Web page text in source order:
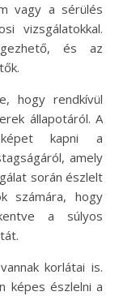
vagy a sérülés
vizsgálatokkal.
és az
hogy rendkívül
állapotáról. A
képet kapni a
amely
során észlelt
számára, hogy
a súlyos
korlátai is.
képes észlelni a